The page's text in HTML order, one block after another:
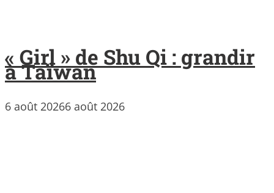
« Girl » de Shu Qi : grandir
à Taïwan
6 août 20266 août 2026